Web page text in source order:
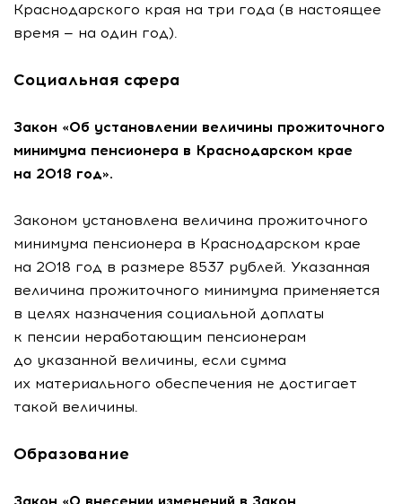
Краснодарского края на три года (в настоящее
время — на один год).
Социальная сфера
Закон «Об установлении величины прожиточного
минимума пенсионера в Краснодарском крае
на 2018 год».
Законом установлена величина прожиточного
минимума пенсионера в Краснодарском крае
на 2018 год в размере 8537 рублей. Указанная
величина прожиточного минимума применяется
в целях назначения социальной доплаты
к пенсии неработающим пенсионерам
до указанной величины, если сумма
их материального обеспечения не достигает
такой величины.
Образование